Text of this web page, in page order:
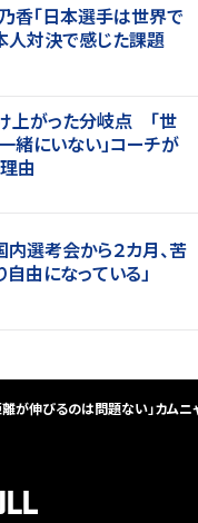
香「日本選手は世界で
人対決で感じた課題
上がった分岐点 「世
緒にいない」コーチが
由
選考会から２カ月、苦
由になっている」
離が伸びるのは問題ない」カム